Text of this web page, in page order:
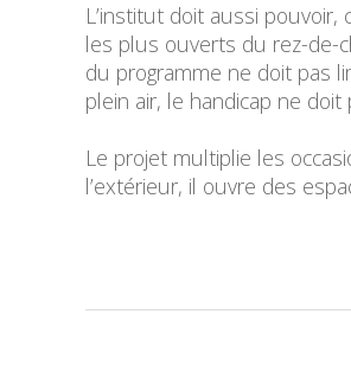
L’institut doit aussi
les plus ouverts du rez-de-
du programme ne doit pas
plein air, le handicap ne
Le projet multiplie les
l’extérieur, il ouvre des